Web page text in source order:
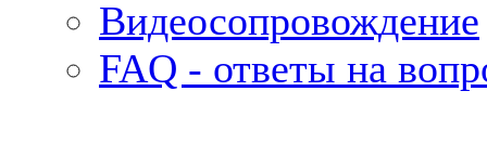
Видеосопровождение
FAQ - ответы на